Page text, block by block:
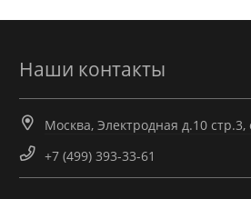
Наши контакты
Москва, Электродная д.10 стр.3,
+7 (499) 393-33-61